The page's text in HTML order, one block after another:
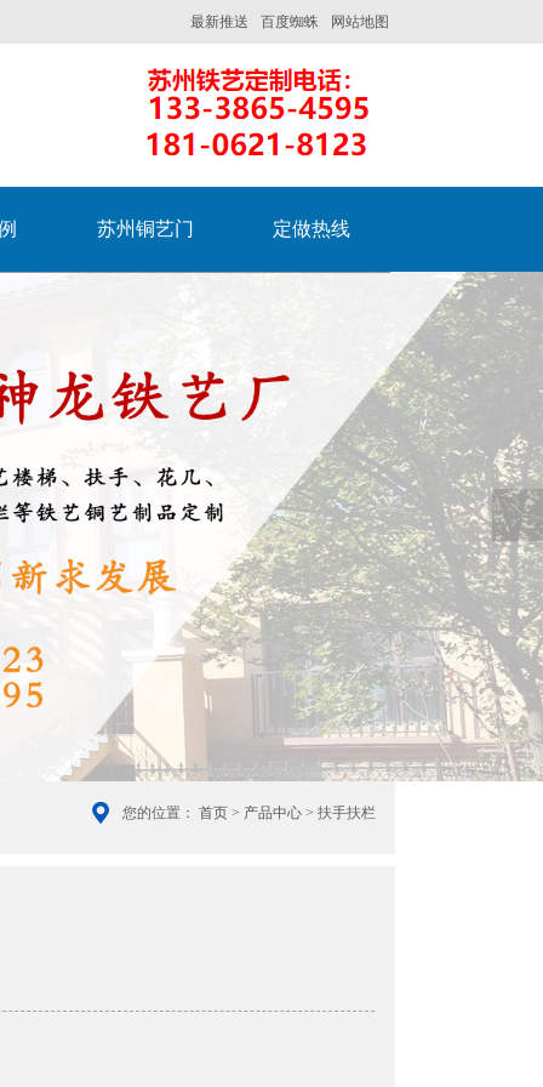
网站地图
百度蜘蛛
最新推送
苏州铜艺门 定做热线
您的位置： 首页 > 产品中心 > 扶手扶栏